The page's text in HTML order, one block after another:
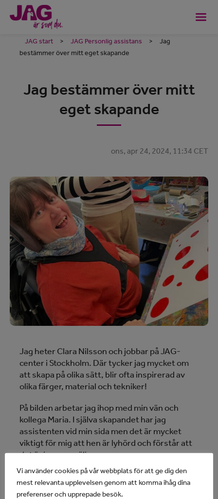
JAG start > JAG Personlig assistans >
Jag
bestämmer över mitt eget skapande
Jag bestämmer över mitt
eget skapande
ons, apr 24, 2024, 11:34 CET
Jag heter Clara Nilsson och jobbar påJAG-
center i Stockholm. Där tycker jag mycket om
att skapa på olika sätt, blir ofta inspirerad av
olika färger, material och tekniker!
På bilden arbetar jag ihop med min vän och
kollega Maria. I själva skapandet har jag
assistenten vid min sida men det är mycket
viktigt för mig att hen är lyhörd och förstår att
det är jag som väljer.
Jag bestämmer över mitt eget skapande, det
är självbestämmande för mig!
Vi använder cookies på vår webbplats för att ge dig den
mest relevanta upplevelsen genom att komma ihåg dina
preferenser och upprepade besök.